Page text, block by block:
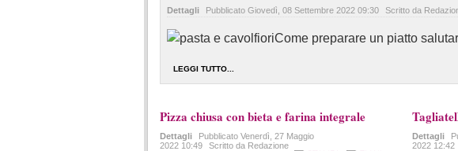
Dettagli Pubblicato Giovedì, 08 Settembre 2022 09:30 Scritto da
Come preparare un piatto
LEGGI TUTTO...
Pizza chiusa con bieta e farina integrale
Dettagli Pubblicato Venerdì, 27 Maggio
2022 10:49
Scritto da Redazione
Dettagli
2022 12:42